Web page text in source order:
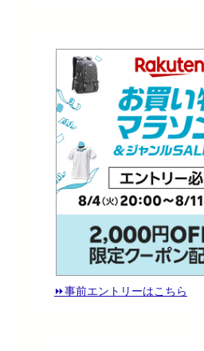
⏩️事前エントリーはこちら